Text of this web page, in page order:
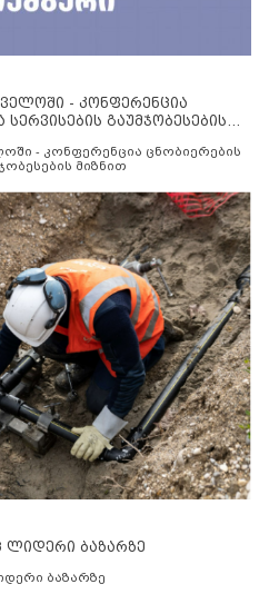
- კონფერენცია
გაუმჯობესების
- კონფერენცია ცნობიერების
მიზნით
ბაზარზე
ბაზარზე